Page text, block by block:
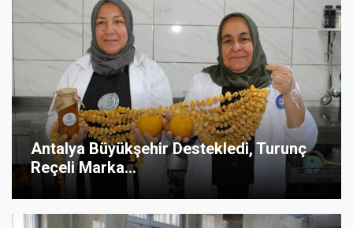
Antalya Büyükşehir Destekledi, Turunç
Reçeli Marka...